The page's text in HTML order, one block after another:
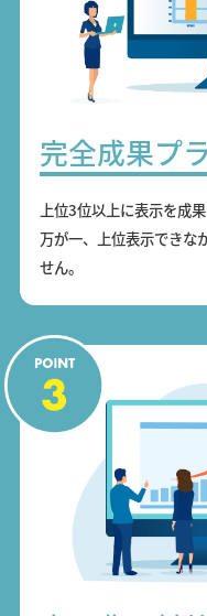
完全成果プ
上位3位以上に表示を成
万が一、上位表示できな
せん。